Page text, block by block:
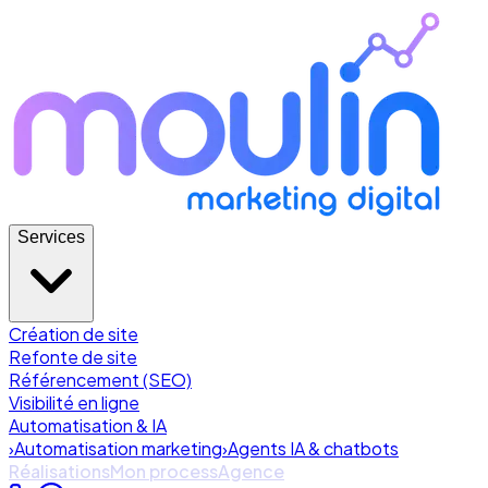
Services
Création de site
Refonte de site
Référencement (SEO)
Visibilité en ligne
Automatisation & IA
›Automatisation marketing›Agents IA & chatbots
RéalisationsMon processAgence